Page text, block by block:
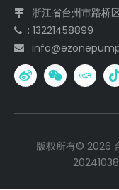
 : 浙江省台州市路桥
 : 13221458899
 :
版权所有© 2026